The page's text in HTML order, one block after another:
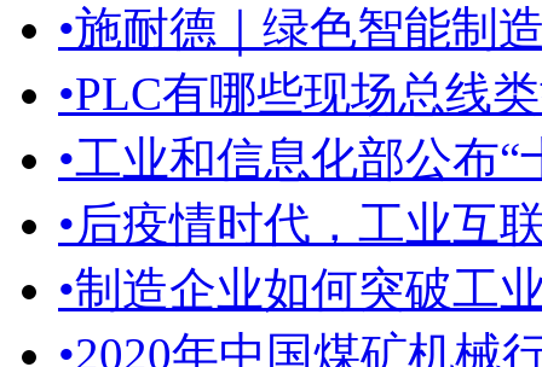
•施耐德｜绿色智能制
•PLC有哪些现场总线
•工业和信息化部公布“
•后疫情时代，工业互
•制造企业如何突破工
•2020年中国煤矿机械